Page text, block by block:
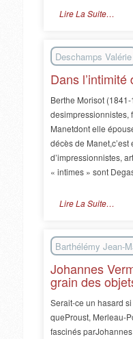
Lire La Suite…
Deschamps Valérie
Dans
Berthe Morisot
desimpressionnistes,
Manetdont elle
décès de
d’impressionnistes,
« intimes » sont
Lire La Suite…
Barthélémy Jean-
Johannes
grain des
Serait-ce un hasard
queProust, Merleau-
fascinés